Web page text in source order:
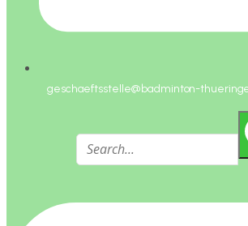
geschaeftsstelle@badminton-